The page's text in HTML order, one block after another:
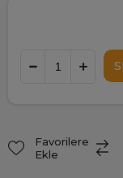
Favorilere
Ekle